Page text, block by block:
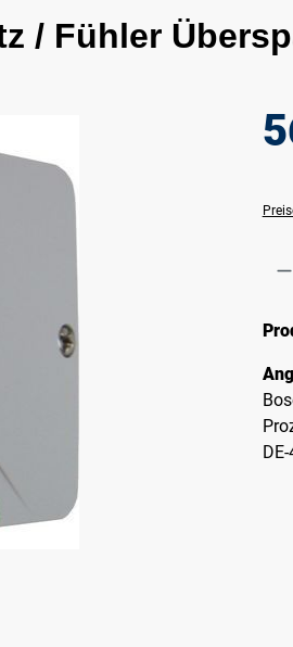
/ Fühler